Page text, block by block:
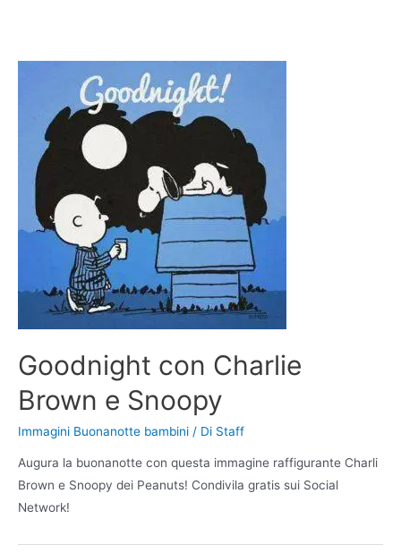
Goodnight con Charlie
Brown e Snoopy
Immagini Buonanotte bambini / Di Staff
Augura la buonanotte con questa immagine raffigurante Charli
Brown e Snoopy dei Peanuts! Condivila gratis sui Social
Network!